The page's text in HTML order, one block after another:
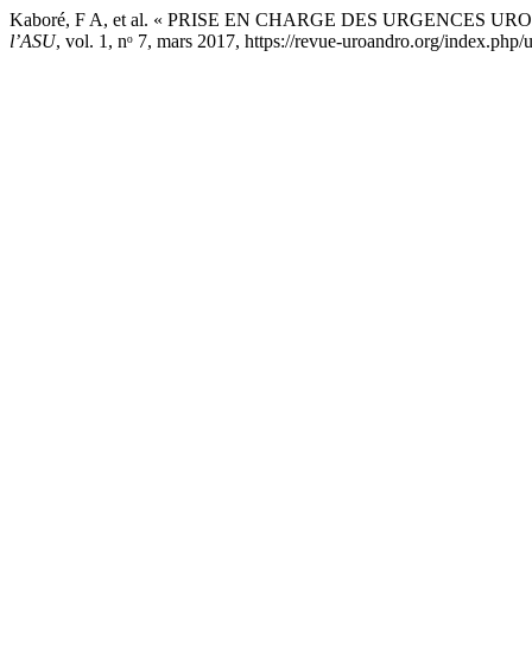
Kaboré, F A, et al. « PRISE EN CHARGE DES URGENCES
l’ASU, vol. 1, nᵒ 7, mars 2017, https://revue-uroandro.org/